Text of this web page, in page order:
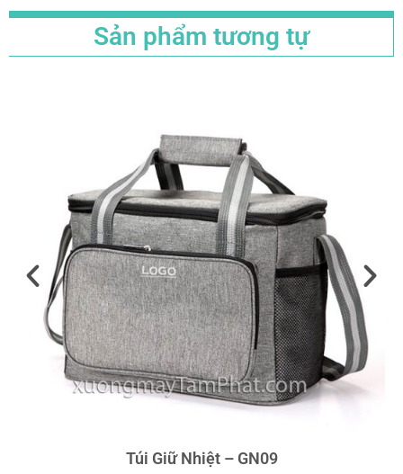
Sản phẩm tương tự
Túi Giữ Nhiệt – GN09